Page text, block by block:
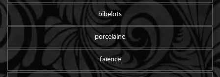
bibelots
porcelaine
faïence